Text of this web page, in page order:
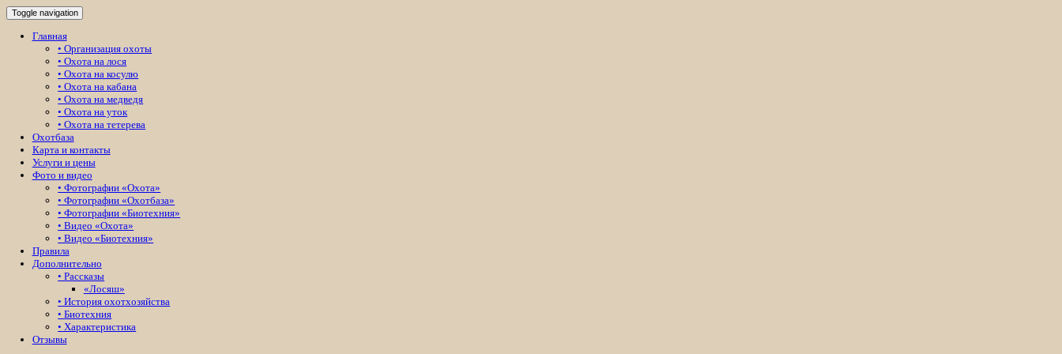
Toggle navigation
Главная
• Организация охоты
• Охота на лося
• Охота на косулю
• Охота на кабана
• Охота на медведя
• Охота на уток
• Охота на тетерева
Охотбаза
Карта и контакты
Услуги и цены
Фото и видео
• Фотографии «Охота»
• Фотографии «Охотбаза»
• Фотографии «Биотехния»
• Видео «Охота»
• Видео «Биотехния»
Правила
Дополнительно